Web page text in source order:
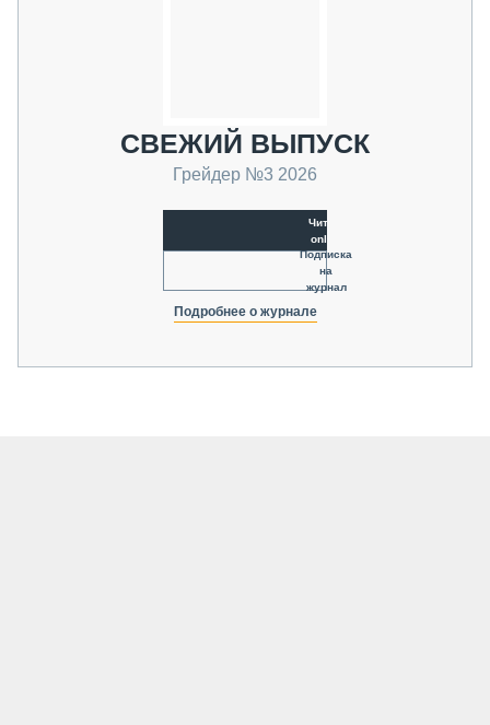
СВЕЖИЙ ВЫПУСК
Грейдер №3 2026
Читать
online
Подписка
на
журнал
Подробнее о журнале